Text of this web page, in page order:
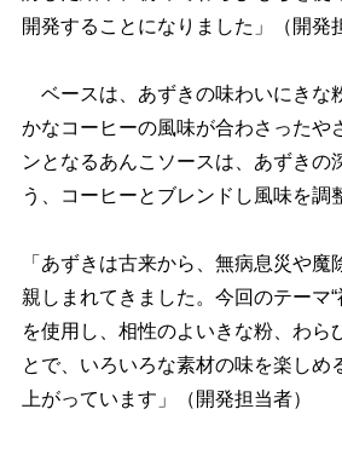
開発することになりました」（開発
ベースは、あずきの味わいにきな
かなコーヒーの風味が合わさったや
ンとなるあんこソースは、あずきの
う、コーヒーとブレンドし風味を調
「あずきは古来から、無病息災や魔
親しまれてきました。今回のテーマ“
を使用し、相性のよいきな粉、わら
とで、いろいろな素材の味を楽しめ
上がっています」（開発担当者）